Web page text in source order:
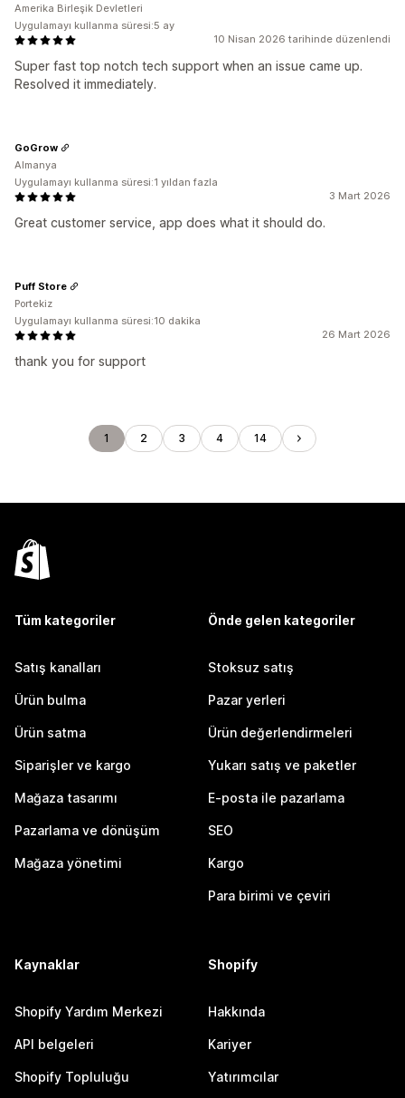
10 Nisan 2026 tarihinde düzenlendi
Super fast top notch tech support when an issue came up.
Resolved it immediately.
Amerika Birleşik Devletleri
Uygulamayı kullanma süresi:5 ay
3 Mart 2026
Great customer service, app does what it should do.
GoGrow
Almanya
Uygulamayı kullanma süresi:1 yıldan fazla
26 Mart 2026
thank you for support
Puff Store
Portekiz
Uygulamayı kullanma süresi:10 dakika
1 2 3 4 14
Tüm kategoriler
Satış kanalları
Ürün bulma
Ürün satma
Siparişler ve kargo
Mağaza tasarımı
Pazarlama ve dönüşüm
Mağaza yönetimi
Önde gelen kategoriler
Stoksuz satış
Pazar yerleri
Ürün değerlendirmeleri
Yukarı satış ve paketler
E-posta ile pazarlama
SEO
Kargo
Para birimi ve çeviri
Kaynaklar
Shopify Yardım Merkezi
API belgeleri
Shopify Topluluğu
Shopify
Hakkında
Kariyer
Yatırımcılar